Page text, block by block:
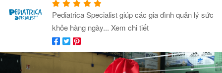
Pediatrica Specialist giúp các gia đình quản lý sức
khỏe hàng ngày... Xem chi tiết